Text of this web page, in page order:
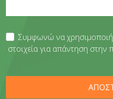
Συμφωνώ να
στοιχεία για απάντηση